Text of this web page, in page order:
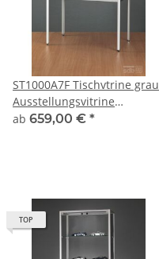
ST1000A7F Tischvtrine grau
Ausstellungsvitrine
Präsentationsvitrine Alu
ab 659,00 € *
TOP